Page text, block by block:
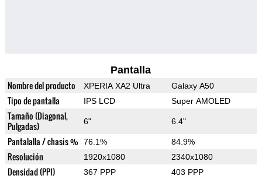
Pantalla
Nombre del producto XPERIA XA2 Ultra Galaxy A50
Tipo de pantalla IPS LCD Super AMOLED
Tamaño (Diagonal,
Pulgadas)
6" 6.4"
Pantalalla / chasis % 76.1% 84.9%
Resolución 1920x1080 2340x1080
Densidad (PPI) 367 PPP 403 PPP